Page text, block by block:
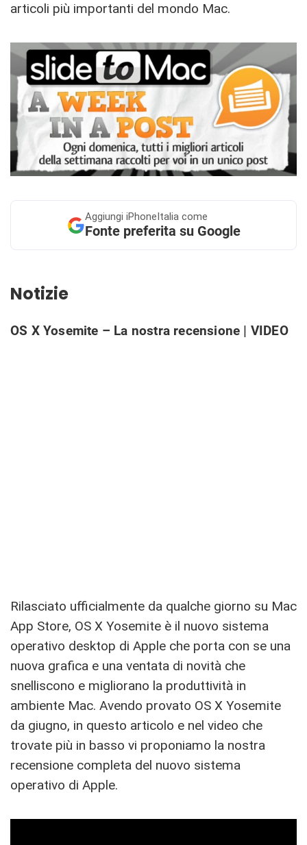
articoli più importanti del mondo Mac.
Aggiungi iPhoneItalia come
Fonte preferita su Google
Notizie
OS X Yosemite – La nostra recensione | VIDEO
Rilasciato ufficialmente da qualche giorno su Mac
App Store, OS X Yosemite è il nuovo sistema
operativo desktop di Apple che porta con se una
nuova grafica e una ventata di novità che
snelliscono e migliorano la produttività in
ambiente Mac. Avendo provato OS X Yosemite
da giugno, in questo articolo e nel video che
trovate più in basso vi proponiamo la nostra
recensione completa del nuovo sistema
operativo di Apple.